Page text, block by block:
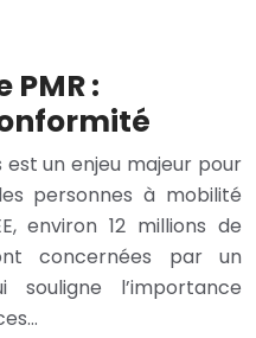
:
est un enjeu majeur pour
personnes à mobilité
environ 12 millions de
concernées par un
l’importance